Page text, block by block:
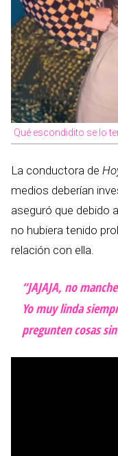
Qué escondidito se lo
La conductora de
medios deberían
aseguró que debido
no hubiera tenido
relación con ella.
“JAJAJA, no
Yo muy linda
pregunten cosas